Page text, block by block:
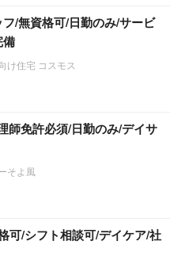
フ/無資格可/日勤のみ/サービ
備
け住宅 コスモス
師免許必須/日勤のみ/デイサ
そよ風
可/シフト相談可/デイケア/社